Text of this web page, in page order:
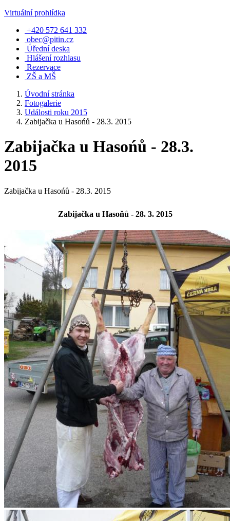
Virtuální prohlídka
+420 572 641 332
obec@pitin.cz
Úřední deska
Hlášení rozhlasu
Rezervace
ZŠ a MŠ
Úvodní stránka
Fotogalerie
Události roku 2015
Zabijačka u Hasońů - 28.3. 2015
Zabijačka u Hasońů - 28.3.
2015
Zabijačka u Hasońů - 28.3. 2015
Zabijačka u Hasoňů - 28. 3. 2015